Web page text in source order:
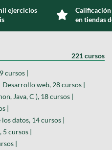
ejercicios
en tiendas
221 cursos
cursos |
Desarrollo web, 28 cursos |
Java, C ), 18 cursos |
|
datos, 14 cursos |
cursos |
|